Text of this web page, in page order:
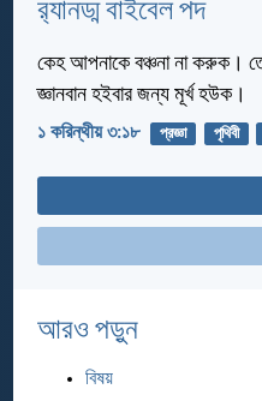
র‌্যানড্ম বাইবেল পদ
কেহ আপনাকে বঞ্চনা না করুক।
জ্ঞানবান হইবার জন্য মূর্খ হউক।
১ করিন্থীয় ৩:১৮ প্রজ্ঞা পৃথিবী
আরও পড়ুন
বিষয়